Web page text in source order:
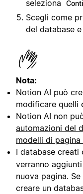
seleziona
Scegli come
del database
Nota:
Notion AI può
modificare quelli
Notion AI non
automazioni del
modelli di
I database creati
verranno
nuova pagina.
creare un